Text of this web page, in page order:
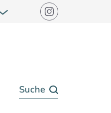
öffnen
Instagram
öffnen
Suche